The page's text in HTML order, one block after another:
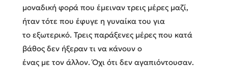
μοναδική φορά που έμειναν τρεις μέρες μαζί,
ήταν τότε που έφυγε η γυναίκα του για
το εξωτερικό. Τρεις παράξενες μέρες που κατά
βάθος δεν ήξεραν τι να κάνουν ο
ένας με τον άλλον. Όχι ότι δεν αγαπιόντουσαν.